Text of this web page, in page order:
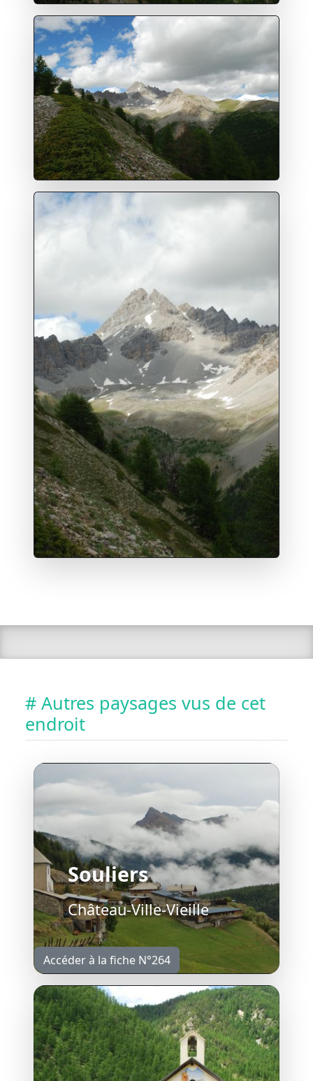
# Autres paysages vus de cet
endroit
Souliers
Château-Ville-Vieille
Accéder à la fiche N°264